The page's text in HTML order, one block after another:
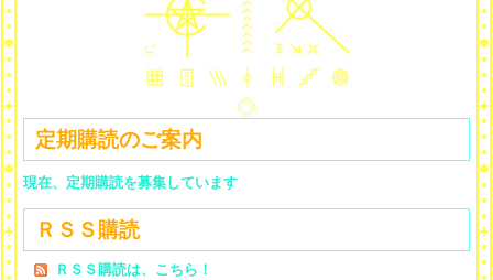
定期購読のご案内
現在、定期購読を募集しています
ＲＳＳ購読
ＲＳＳ購読は、こちら！